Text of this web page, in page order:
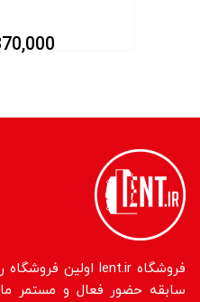
سابقه حضور فعال و مستمر ما